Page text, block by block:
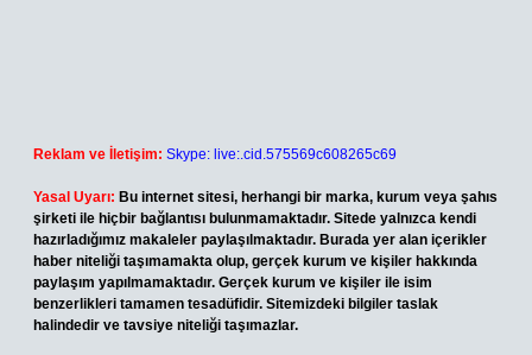
Reklam ve İletişim: Skype: live:.cid.575569c608265c69
Yasal Uyarı: Bu internet sitesi, herhangi bir marka, kurum veya şahıs
şirketi ile hiçbir bağlantısı bulunmamaktadır. Sitede yalnızca kendi
hazırladığımız makaleler paylaşılmaktadır. Burada yer alan içerikler
haber niteliği taşımamakta olup, gerçek kurum ve kişiler hakkında
paylaşım yapılmamaktadır. Gerçek kurum ve kişiler ile isim
benzerlikleri tamamen tesadüfidir. Sitemizdeki bilgiler taslak
halindedir ve tavsiye niteliği taşımazlar.